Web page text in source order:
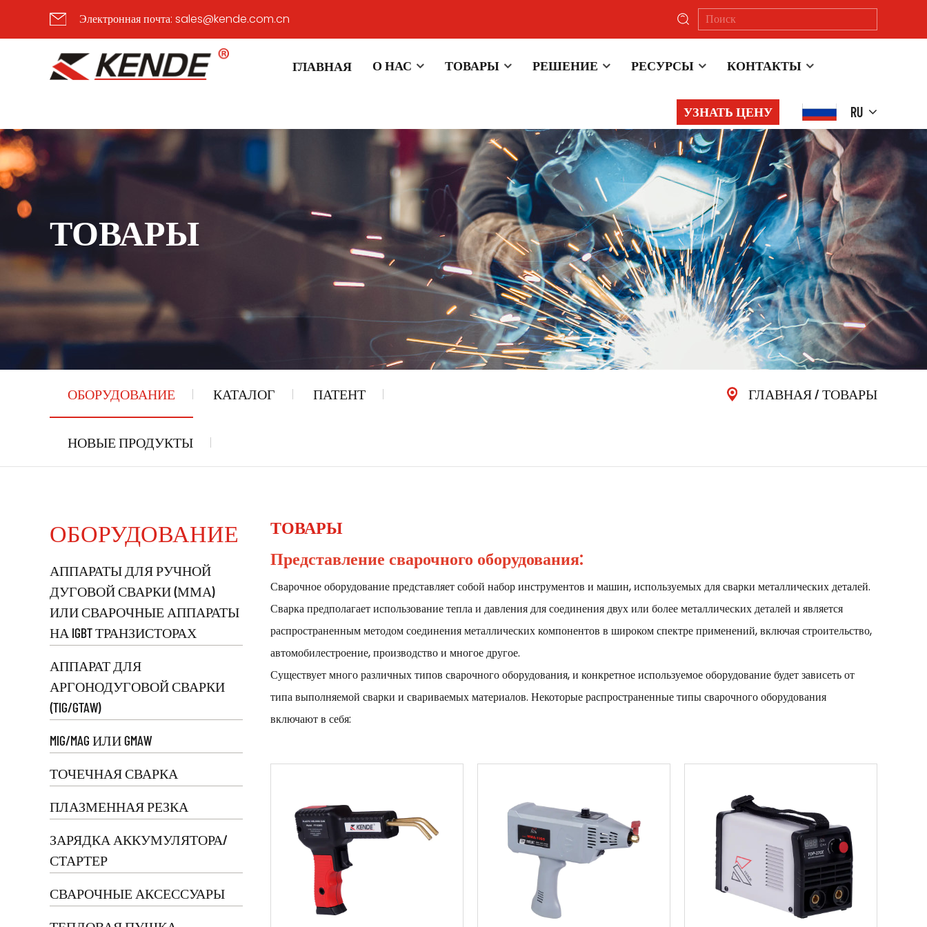
Электронная почта: sales@kende.com.cn
ГЛАВНАЯ О НАС ТОВАРЫ РЕШЕНИЕ РЕСУРСЫ КОНТАКТЫ
УЗНАТЬ ЦЕНУ RU
ТОВАРЫ
ОБОРУДОВАНИЕ КАТАЛОГ ПАТЕНТ
НОВЫЕ ПРОДУКТЫ
ГЛАВНАЯ/ ТОВАРЫ
ОБОРУДОВАНИЕ
АППАРАТЫ ДЛЯ РУЧНОЙ
ДУГОВОЙ СВАРКИ (ММА)
ИЛИ СВАРОЧНЫЕ АППАРАТЫ
НА IGBT ТРАНЗИСТОРАХ
АППАРАТ ДЛЯ
АРГОНОДУГОВОЙ СВАРКИ
(TIG/GTAW)
MIG/MAG ИЛИ GMAW
ТОЧЕЧНАЯ СВАРКА
ПЛАЗМЕННАЯ РЕЗКА
ЗАРЯДКА АККУМУЛЯТОРА/
СТАРТЕР
СВАРОЧНЫЕ АКСЕССУАРЫ
ТОВАРЫ
Представление сварочного оборудования:
Сварочное оборудованиепредставляет собой набор инструментов и машин, используемых для сварки металлических деталей.
Сварка предполагает использование тепла и давления для соединения двух или более металлических деталей и является
распространенным методом соединения металлических компонентов в широком спектре применений, включая строительство,
автомобилестроение, производство и многое другое.
Существует много различных типов сварочного оборудования, и конкретное используемое оборудование будет зависеть от
типа выполняемой сварки и свариваемых материалов. Некоторые распространенные типы сварочного оборудования
включают в себя:
электричества, необходимых для сварки. Существует множество различных типов сварочных аппаратов, в том числе аппараты
сварки.
Сварочные горелки. Сварочная горелка — это портативное устройство, которое используется для направления тепла и
пламени, необходимых для сварки. Существует множество различных типов сварочных горелок, в том числе газовые, TIG и
MIG, каждая из которых подходит для разных типов сварки.
Инверторный плазменный резак
: Инверторный плазменный резак — это машина, которая использует электрический ток
высокого напряжения для ионизации газа, например воздуха или азота, создавая плазменную дугу. Затем плазменная дуга